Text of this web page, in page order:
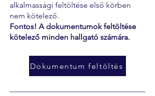
alkalmassági feltöltése első körben
nem kötelező.
Fontos! A dokumentumok feltöltése
kötelező minden hallgató számára.
Dokumentum feltöltés